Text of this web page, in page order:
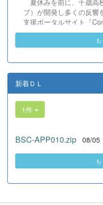
姿に、誇らしさでいっ
飛び出そう！ その温か
する魅力的な人材へ成長
す！
ブ）が開発し多くの反響
支援ポータルサイト『
ージョンアップいたし
らいただいたアンケート
の実装までを行いました
ネス計算・簿記・ビジネ
務分析・ビジネスコミュ
具体的には、各検定問題
機能の追加、フォント拡
（タグの最適化）による
も生徒たちの技術と発想
た『Compath（コンパ
対策支援ポータルサイト
新着ＤＬ
1件
BSC-APP010.zip 08/05